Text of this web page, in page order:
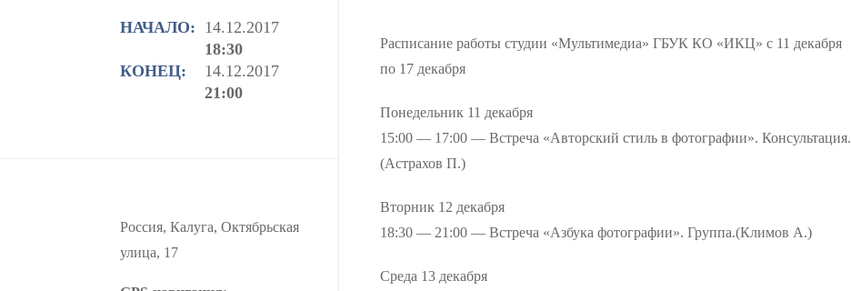
фотографии». Группа.(Климов А.)
НАЧАЛО: 14.12.2017
18:30
КОНЕЦ:
14.12.2017
21:00
Россия, Калуга, Октябрьская
улица, 17
Расписание работы студии «Мультимедиа» ГБУК КО «ИКЦ» с 11 декабря
по 17 декабря
Понедельник 11 декабря
15:00 — 17:00 — Встреча «Авторский стиль в фотографии». Консультация.
(Астрахов П.)
Вторник 12 декабря
18:30 — 21:00 — Встреча «Азбука фотографии». Группа.(Климов А.)
Среда 13 декабря